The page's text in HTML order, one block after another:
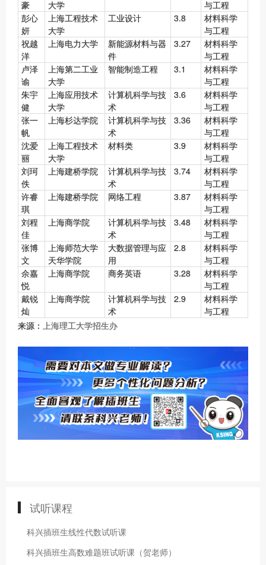
豪
大学
与工程
彭心
妍
上海工程技术
大学
工业设计 3.8
材料科学
与工程
祝越
洋
上海电力大学
新能源材料与器
件
3.27
材料科学
与工程
卢泽
谕
上海第二工业
大学
智能制造工程 3.1
材料科学
与工程
朱宇
健
上海应用技术
大学
计算机科学与技
术
3.6
材料科学
与工程
张一
帆
上海杉达学院
计算机科学与技
术
3.36
材料科学
与工程
沈爱
丽
上海工程技术
大学
材料类 3.9
材料科学
与工程
刘珂
佚
上海建桥学院
计算机科学与技
术
3.74
材料科学
与工程
许睿
琪
上海建桥学院 网络工程 3.87
材料科学
与工程
刘程
佳
上海商学院
计算机科学与技
术
3.48
材料科学
与工程
张博
文
上海师范大学
天华学院
大数据管理与应
用
2.8
材料科学
与工程
余嘉
悦
上海商学院 商务英语 3.28
材料科学
与工程
戴锐
灿
上海商学院
计算机科学与技
术
2.9
材料科学
与工程
来源： 上海理工大学招生办
试听课程
科兴插班生线性代数试听课
科兴插班生高数难题班试听课（贺老师）